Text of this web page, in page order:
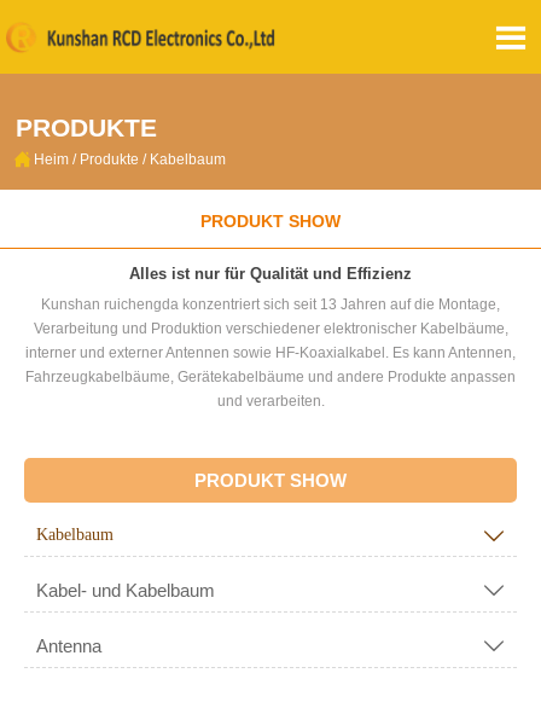

PRODUKTE
 Heim / Produkte / Kabelbaum
PRODUKT SHOW
Alles ist nur für Qualität und Effizienz
Kunshan ruichengda konzentriert sich seit 13 Jahren auf die Montage,
Verarbeitung und Produktion verschiedener elektronischer Kabelbäume,
interner und externer Antennen sowie HF-Koaxialkabel. Es kann Antennen,
Fahrzeugkabelbäume, Gerätekabelbäume und andere Produkte anpassen
und verarbeiten.
PRODUKT SHOW
Kabelbaum 
Kabel- und Kabelbaum 
Antenna 